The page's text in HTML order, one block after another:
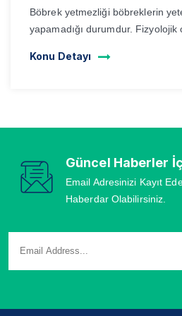
Böbrek yetmezliği böbreklerin
yapamadığı durumdur.
Konu Detayı
Güncel Haberler
Email Adresinizi Kayıt
Haberdar Olabilirsiniz.